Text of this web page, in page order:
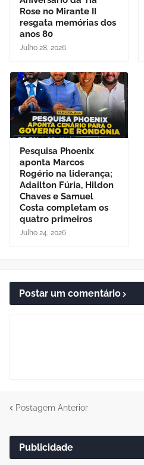
Rose no Mirante II
resgata memórias dos
anos 80
Julho 28, 2026
Pesquisa Phoenix
aponta Marcos
Rogério na liderança;
Adailton Fúria, Hildon
Chaves e Samuel
Costa completam os
quatro primeiros
Julho 24, 2026
Postar um comentário
Postagem Anterior
Publicidade